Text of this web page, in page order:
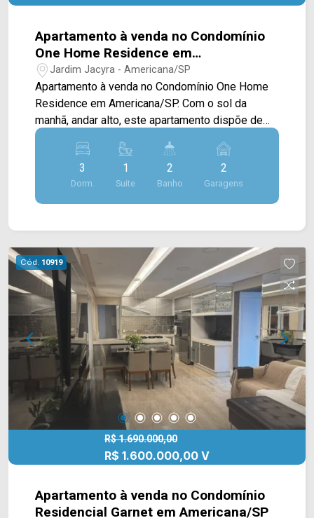
Apartamento à venda no Condomínio
One Home Residence em
Americana/SP
Jardim Jacyra - Americana/SP
Apartamento à venda no Condomínio One Home
Residence em Americana/SP. Com o sol da
manhã, andar alto, este apartamento dispõe de
82M², possuindo sala de estar e de jantar
integradas, cozinha conectada com a área de
serviço, e sacada gourmet com vista livre e
churrasqueira. 03 quartos, sendo 01 suíte; 02
banheiros, sendo 01 social; 02 vagas de
à Av. Castelhanos, Av. Padre João Baldan, Av. de
Cillo e Rod. Luiz de Queiroz. Esta região conta
com farmácia Droga Raia, supermercados São
Vicente e Pague Menos, academia Skyfit,
restaurantes e faculdade Unisal. Entre em contato
com a equipe da Arbix Imóveis e agende a sua
visita!! WhatsApp e Telefone: 19 3475-4546
ARBIX IMÓVEIS - Presente em cada mudança!
3
Dorm.
1
Suite
2
Banho
2
Garagens
Cód. 10919
R$ 1.690.000,00
R$ 1.600.000,00 V
Apartamento à venda no Condomínio
Residencial Garnet em Americana/SP